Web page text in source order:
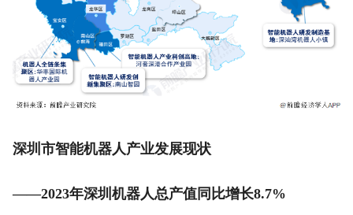
深圳市智能机器人产业发展现状
——2023年深圳机器人总产值同比增长8.7%